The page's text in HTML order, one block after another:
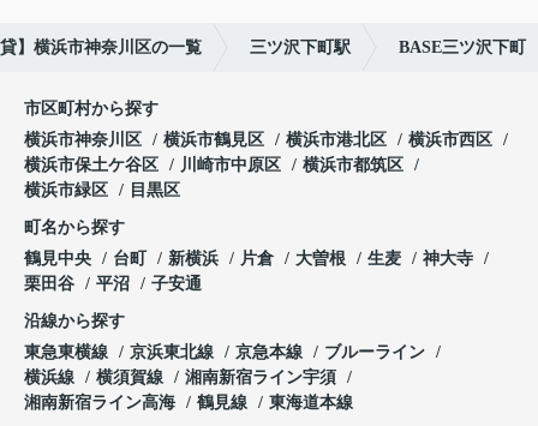
】横浜市神奈川区の一覧 三ツ沢下町駅 BASE三ツ沢下町
市区町村から探す
横浜市神奈川区
横浜市鶴見区 横浜市港北区
横浜市西区
横浜市保土ケ谷区
川崎市中原区
横浜市都筑区
横浜市緑区
目黒区
町名から探す
鶴見中央
台町 新横浜 片倉 大曽根 生麦
神大寺
栗田谷
平沼 子安通
沿線から探す
東急東横線
京浜東北線 京急本線
ブルーライン
横浜線
横須賀線
湘南新宿ライン宇須
湘南新宿ライン高海
鶴見線 東海道本線